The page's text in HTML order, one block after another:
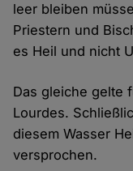
leer bleiben
Priestern und
es Heil und nicht
Das gleiche gelte
Lourdes.
diesem Wasser
versprochen.